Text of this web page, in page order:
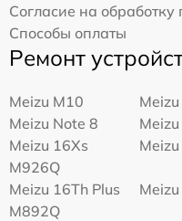
Согласие на
Способы оплаты
Ремонт
Meizu M10
Meizu Note 8
Meizu 16Xs
M926Q
Meizu 16Th Plus
M892Q